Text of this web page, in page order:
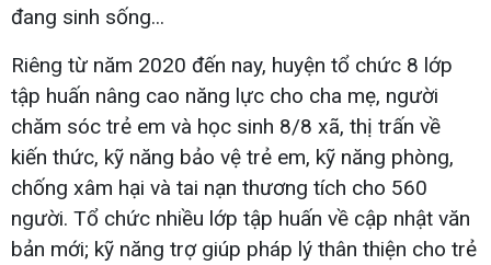
đang sinh sống...
Riêng từ năm 2020 đến nay, huyện tổ chức 8 lớp
tập huấn nâng cao năng lực cho cha mẹ, người
chăm sóc trẻ em và học sinh 8/8 xã, thị trấn về
kiến thức, kỹ năng bảo vệ trẻ em, kỹ năng phòng,
chống xâm hại và tai nạn thương tích cho 560
người. Tổ chức nhiều lớp tập huấn về cập nhật văn
bản mới; kỹ năng trợ giúp pháp lý thân thiện cho trẻ